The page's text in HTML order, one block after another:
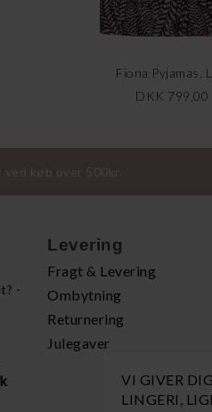
VI GIVER
LINGERI,
Fiona Pyjamas,
DKK 799,00
ved køb over 500kr.
-
Levering
Fragt & Levering
Ombytning
Returnering
Julegaver